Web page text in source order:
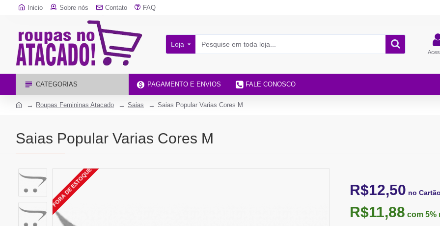
Inicio Sobre nós Contato FAQ
Loja
CATEGORIAS PAGAMENTO E ENVIOS FALE CONOSCO
Roupas Femininas Atacado Saias Saias Popular Varias Cores M
Saias Popular Varias Cores M
FORA DE ESTOQUE R$12,50 no
R$11,88 com 5%